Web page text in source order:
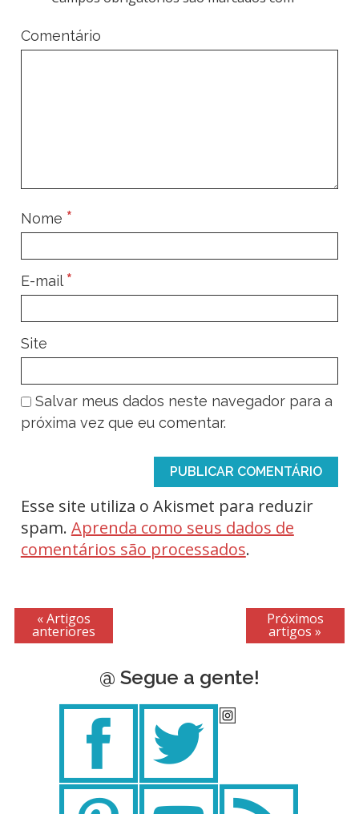
Comentário
Nome *
E-mail *
Site
Salvar meus dados neste navegador para a
próxima vez que eu comentar.
Esse site utiliza o Akismet para reduzir
spam. Aprenda como seus dados de
comentários são processados.
« Artigos
anteriores
Próximos
artigos »
@ Segue a gente!